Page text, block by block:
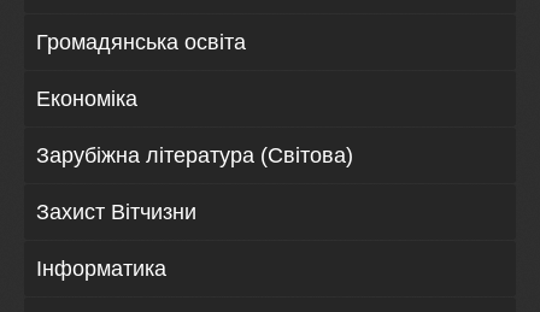
Громадянська освіта
Економіка
Зарубіжна література (Світова)
Захист Вітчизни
Інформатика